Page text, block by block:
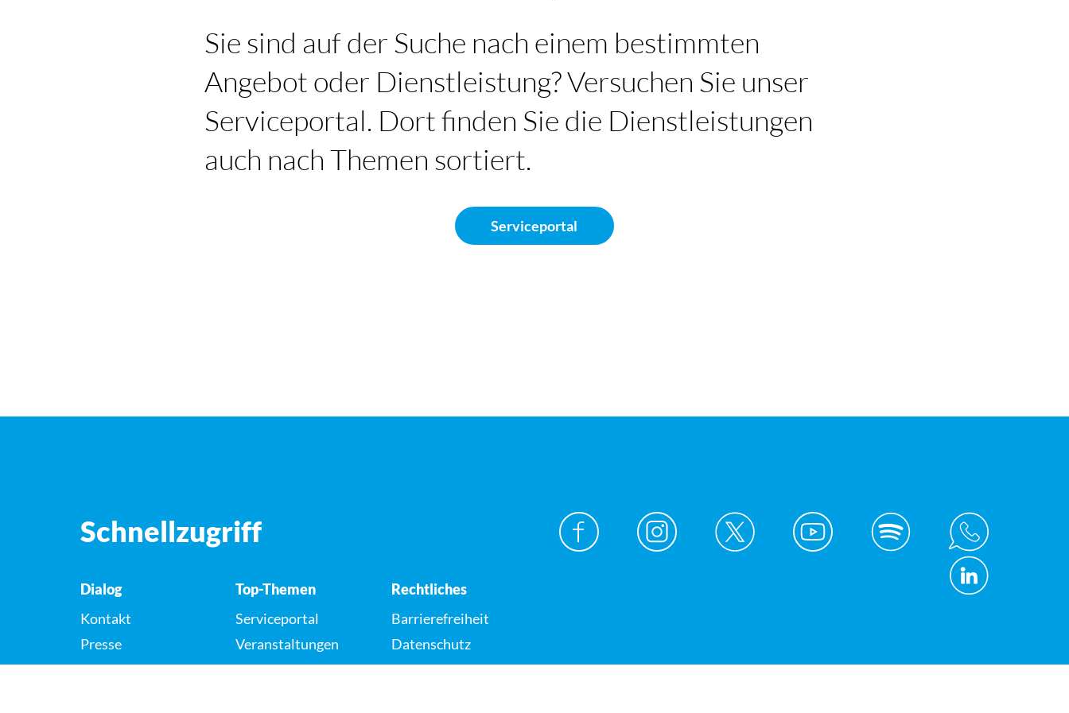
Sie sind auf der Suche nach einem bestimmten
Angebot oder Dienstleistung? Versuchen Sie unser
Serviceportal. Dort finden Sie die Dienstleistungen
auch nach Themen sortiert.
Serviceportal
Schnellzugriff
Dialog
Kontakt
Presse
Top-Themen
Serviceportal
Veranstaltungen
Karriere
Rechtliches
Barrierefreiheit
Datenschutz
Impressum